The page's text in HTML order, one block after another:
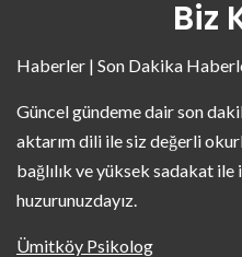
Biz
Haberler | Son Dakika
Güncel gündeme dair son
aktarım dili ile siz değerli
bağlılık ve yüksek sadakat
huzurunuzdayız.
Ümitköy Psikolog